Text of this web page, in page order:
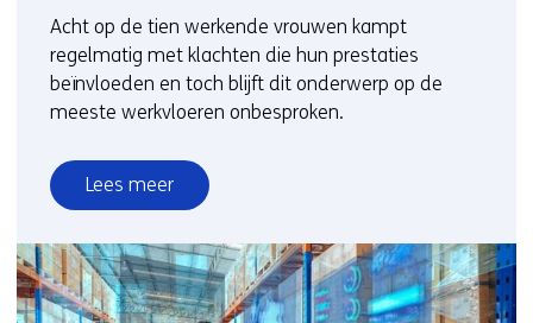
Acht op de tien werkende vrouwen kampt
regelmatig met klachten die hun prestaties
beïnvloeden en toch blijft dit onderwerp op de
meeste werkvloeren onbesproken.
Lees meer
over
Het
stille
productiviteitslek: